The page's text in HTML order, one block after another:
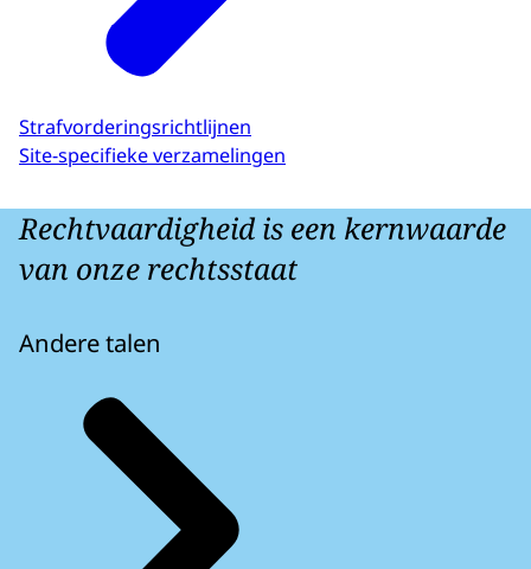
Strafvorderingsrichtlijnen
Site-specifieke verzamelingen
Rechtvaardigheid is een kernwaarde
van onze rechtsstaat
Andere talen